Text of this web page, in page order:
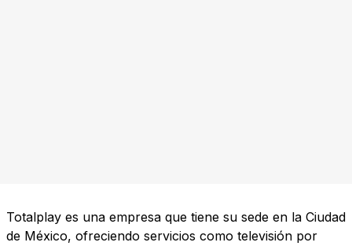
Totalplay es una empresa que tiene su sede en la Ciudad
de México, ofreciendo servicios como televisión por